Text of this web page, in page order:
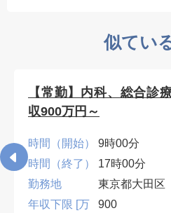
似てい
【常勤】内科、総合診
収900万円～
時間（開始）
9時00分
時間（終了）
17時00分
勤務地
東京都大田区
年収下限 [万
900